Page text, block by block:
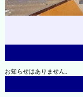
お知らせはありません。